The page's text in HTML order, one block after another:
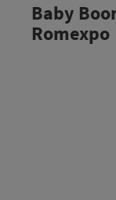
Baby
Romexpo